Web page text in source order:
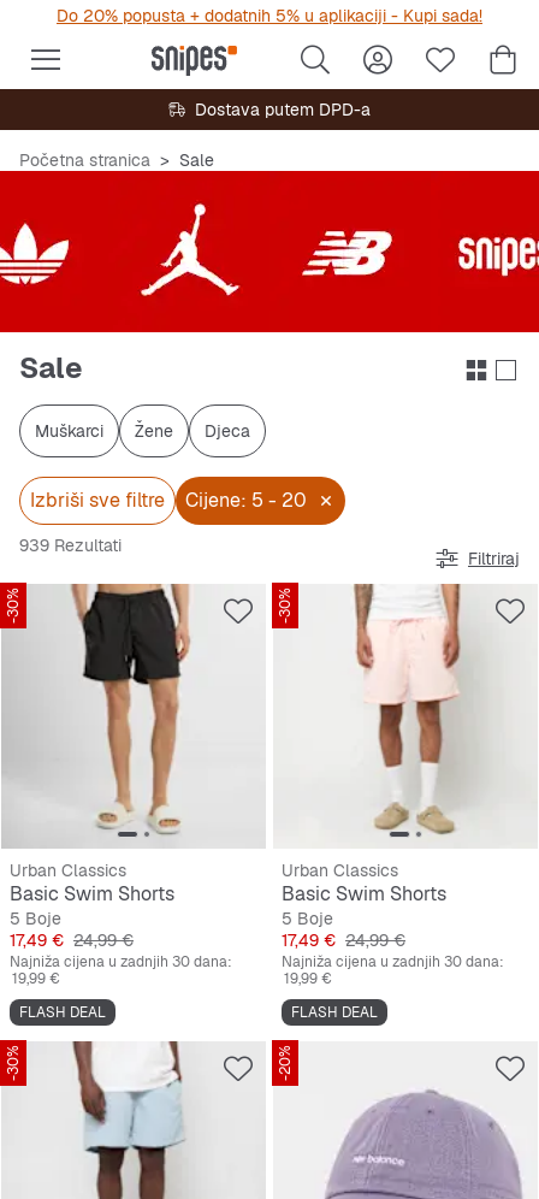
Do 20% popusta + dodatnih 5% u aplikaciji - Kupi sada!
Dostava putem DPD-a
Početna stranica Sale
Sale
Muškarci Žene Djeca
Izbriši sve filtre Cijene: 5 - 20
939 Rezultati
Filtriraj
-30%
Urban Classics
Basic Swim Shorts
5 Boje
Cijena
17,49 € Originalna cijena
24,99 €
Najniža cijena u zadnjih 30 dana:
19,99 €
FLASH DEAL
-30%
Urban Classics
Basic Swim Shorts
5 Boje
Cijena
17,49 € Originalna cijena
24,99 €
Najniža cijena u zadnjih 30 dana:
19,99 €
FLASH DEAL
-30% -20%